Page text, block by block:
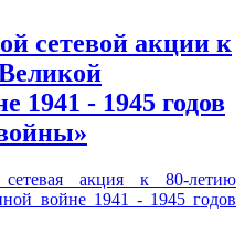
сетевой акции к
1941 - 1945 годов
сетевая акция к 80-летию
войне 1941 - 1945 годов